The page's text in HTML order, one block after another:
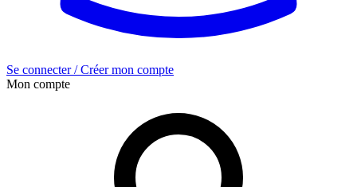
Se connecter / Créer mon compte
Mon compte